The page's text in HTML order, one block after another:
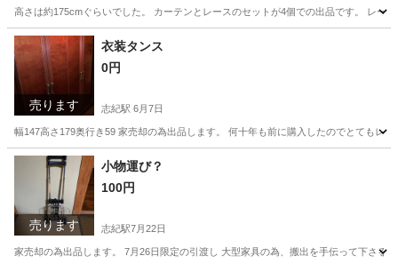
高さは約175cmぐらいでした。 カーテンとレースのセットが4個での出品です。 レー
大阪 八尾市 志紀駅
売ります
衣装タンス
0円
志紀駅 6月7日
幅147高さ179奥行き59 家売却の為出品します。 何十年も前に購入したのでとてもレ
大阪 八尾市 志紀駅
売ります
小物運び？
100円
志紀駅7月22日
家売却の為出品します。 7月26日限定の引渡し 大型家具の為、搬出を手伝って下さる